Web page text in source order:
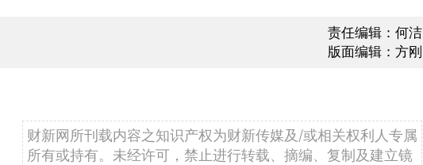
责任编辑：何洁
版面编辑：方刚
财新网所刊载内容之知识产权为财新传媒及/或相关权利人专属
所有或持有。未经许可，禁止进行转载、摘编、复制及建立镜